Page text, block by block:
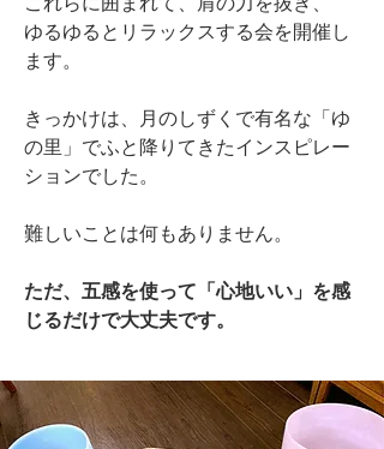
ゆるゆるとリラックスする会を開催し
ます。
きっかけは、月のしずくで有名な「ゆ
の里」でふと降りてきたインスピレー
ションでした。
難しいことは何もありません。
ただ、五感を使って「心地いい」を感
じるだけで大丈夫です。